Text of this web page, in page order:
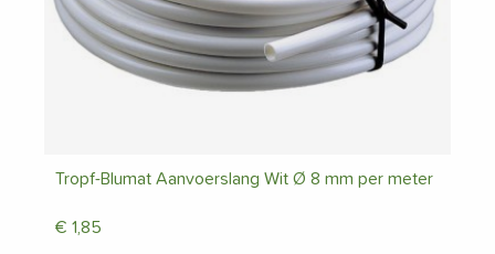
Tropf-Blumat Aanvoerslang Wit Ø 8 mm per meter
€ 1,85